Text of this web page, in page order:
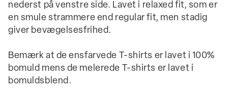
nederst på venstre side. Lavet i relaxed fit, som er
en smule strammere end regular fit, men stadig
giver bevægelsesfrihed.
Bemærk at de ensfarvede T-shirts er lavet i 100%
bomuld mens de melerede T-shirts er lavet i
bomuldsblend.